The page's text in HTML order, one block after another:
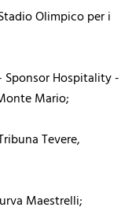
Olimpico per i
Hospitality -
Mario;
Tevere,
Maestrelli;